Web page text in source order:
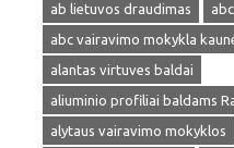
ab lietuvos draudimas
abc vairavimo mokykla
alantas virtuves baldai
aliuminio profiliai baldams
alytaus vairavimo mokyklos